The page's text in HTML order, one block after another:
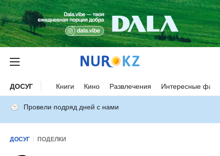
ДОСУГ Книги Кино Развлечения Интересные
Провели подряд дней с нами
ДОСУГ ПОДЕЛКИ